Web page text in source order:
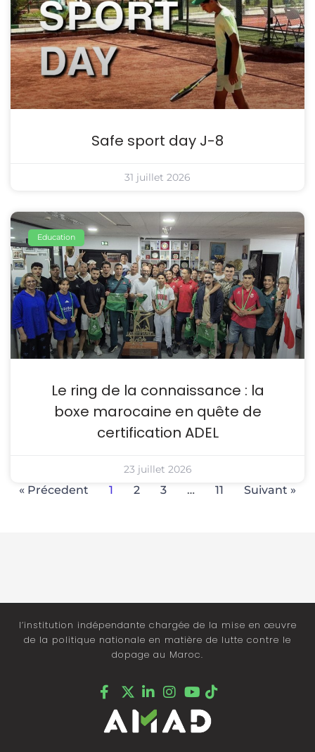
Safe sport day J-8
31 juillet 2026
Education
Le ring de la connaissance : la
boxe marocaine en quête de
certification ADEL
23 juillet 2026
« Précedent 1 2 3 … 11 Suivant »
l’institution indépendante chargée de la mise en œuvre
de la politique nationale en matière de lutte contre le
dopage au Maroc.